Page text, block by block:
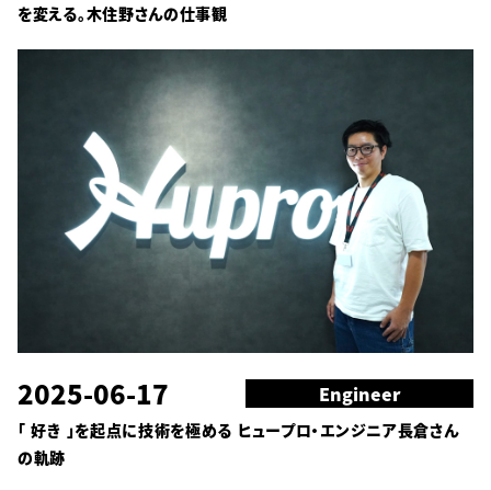
を変える。木住野さんの仕事観
2025-06-17 Engineer
「 好き 」を起点に技術を極める ヒュープロ・エンジニア長倉さん
の軌跡